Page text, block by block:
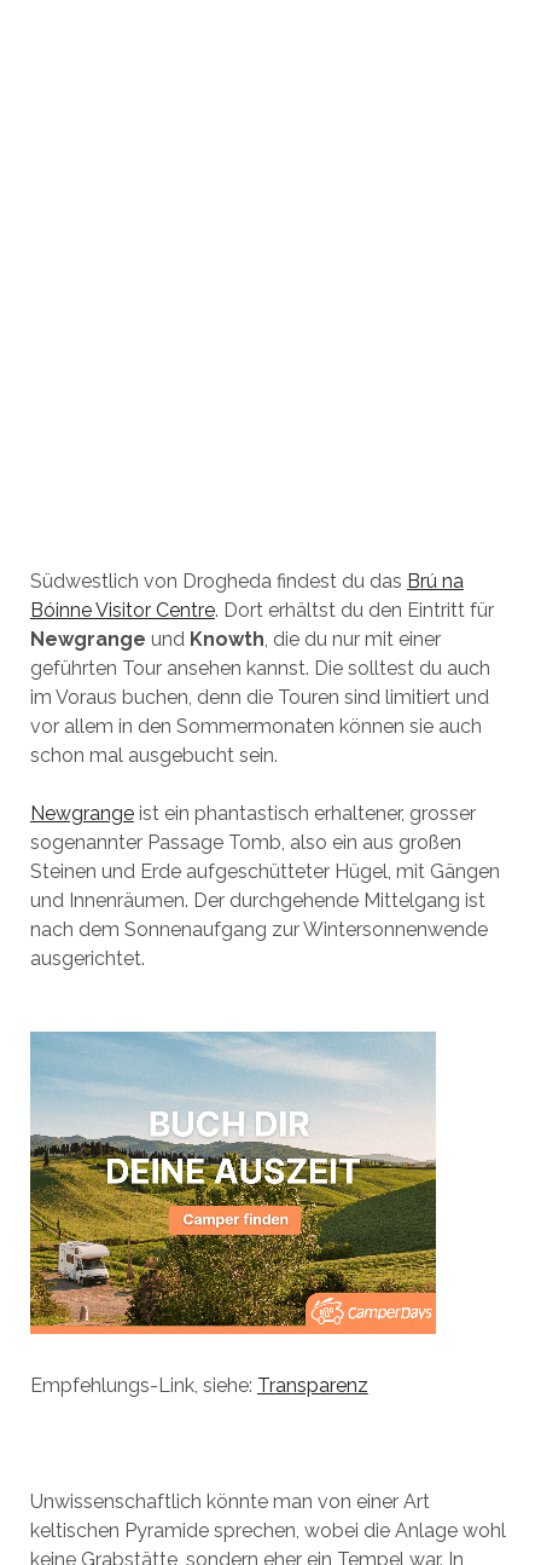
Südwestlich von Drogheda findest du das Brú na
Bóinne Visitor Centre. Dort erhältst du den Eintritt für
Newgrange und Knowth, die du nur mit einer
geführten Tour ansehen kannst. Die solltest du auch
im Voraus buchen, denn die Touren sind limitiert und
vor allem in den Sommermonaten können sie auch
schon mal ausgebucht sein.
Newgrangeist ein phantastisch erhaltener, grosser
sogenannter Passage Tomb, also ein aus großen
Steinen und Erde aufgeschütteter Hügel, mit Gängen
und Innenräumen. Der durchgehende Mittelgang ist
nach dem Sonnenaufgang zur Wintersonnenwende
ausgerichtet.
Empfehlungs-Link, siehe: Transparenz
Unwissenschaftlich könnte man von einer Art
keltischen Pyramide sprechen, wobei die Anlage wohl
keine Grabstätte, sondern eher ein Tempel war. In